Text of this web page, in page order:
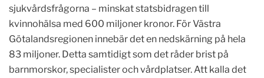
sjukvårdsfrågorna – minskat statsbidragen till
kvinnohälsa med 600 miljoner kronor. För Västra
Götalandsregionen innebär det en nedskärning på hela
83 miljoner. Detta samtidigt som det råder brist på
barnmorskor, specialister och vårdplatser. Att kalla det